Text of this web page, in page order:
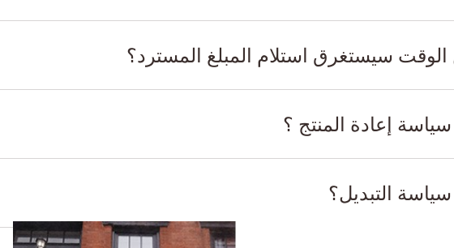
سيستغرق استلام المبلغ المسترد؟
إعادة المنتج ؟
التبديل؟